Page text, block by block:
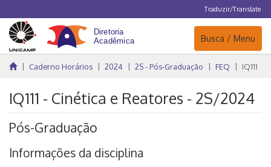
Traduzir/Translate
Navegação
Busca / Menu
Caderno Horários 2024 2S - Pós-Graduação FEQ IQ111
IQ111 - Cinética e Reatores - 2S/2024
Pós-Graduação
Informações da disciplina